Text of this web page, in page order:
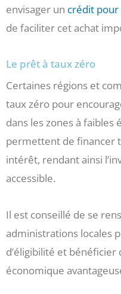
envisager un crédit
de faciliter cet achat
Le prêt à taux zéro
Certaines régions et
taux zéro pour
dans les zones à faibles
permettent de financer
intérêt, rendant ainsi
accessible.
Il est conseillé de se
administrations locales
d’éligibilité et
économique